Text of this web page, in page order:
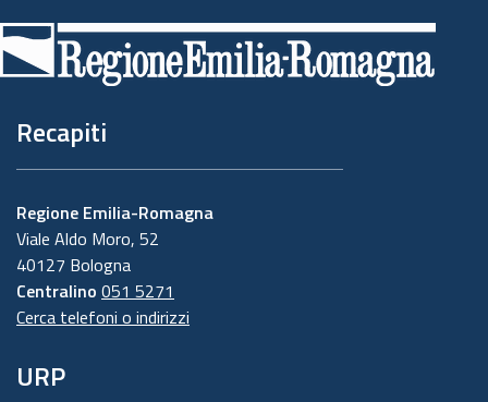
di
pagina
Recapiti
Regione Emilia-Romagna
Viale Aldo Moro, 52
40127 Bologna
Centralino 051 5271
Cerca telefoni o indirizzi
URP